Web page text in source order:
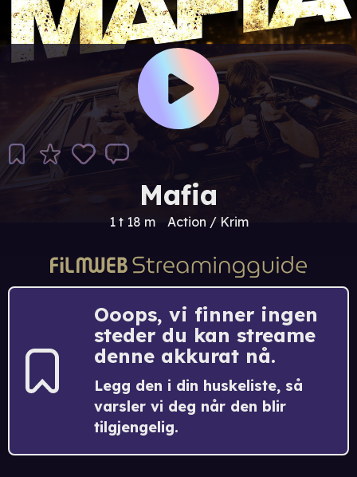
Mafia
1 t 18 m Action / Krim
Ooops, vi finner ingen
steder du kan streame
denne akkurat nå.
Legg den i din huskeliste, så
varsler vi deg når den blir
tilgjengelig.